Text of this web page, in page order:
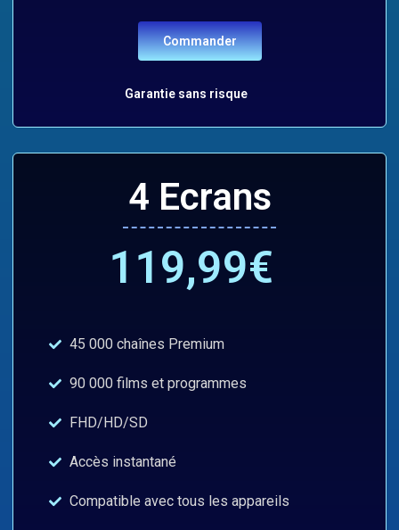
Commander
Garantie sans risque
4 Ecrans
119,99€
45 000 chaînes Premium
90 000 films et programmes
FHD/HD/SD
Accès instantané
Compatible avec tous les appareils